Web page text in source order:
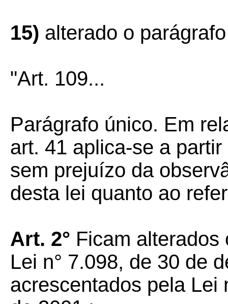
15) alterado o
"Art. 109...
Parágrafo único. Em
art. 41 aplica-se a
sem prejuízo da
desta lei quanto ao
Art. 2° Ficam alterados
Lei n° 7.098, de 30 de
acrescentados pela Lei